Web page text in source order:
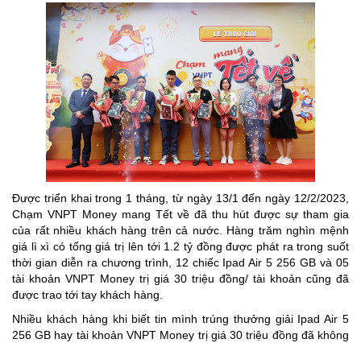
Được triển khai trong 1 tháng, từ ngày 13/1 đến ngày 12/2/2023,
Chạm VNPT Money mang Tết về đã thu hút được sự tham gia
của rất nhiều khách hàng trên cả nước. Hàng trăm nghìn mệnh
giá lì xì có tổng giá trị lên tới 1.2 tỷ đồng được phát ra trong suốt
thời gian diễn ra chương trình, 12 chiếc Ipad Air 5 256 GB và 05
tài khoản VNPT Money trị giá 30 triệu đồng/ tài khoản cũng đã
được trao tới tay khách hàng.
Nhiều khách hàng khi biết tin mình trúng thưởng giải Ipad Air 5
256 GB hay tài khoản VNPT Money trị giá 30 triệu đồng đã không